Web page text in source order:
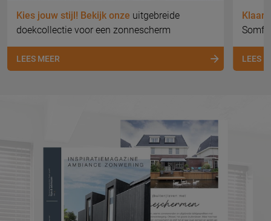
Kies jouw stijl! Bekijk onze uitgebreide
doekcollectie voor een zonnescherm
LEES MEER
Klaar
LEES